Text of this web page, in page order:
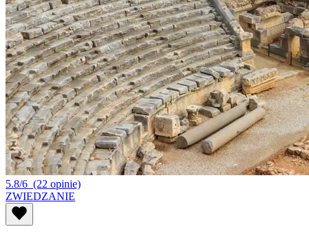
5.8/6 (22 opinie)
ZWIEDZANIE